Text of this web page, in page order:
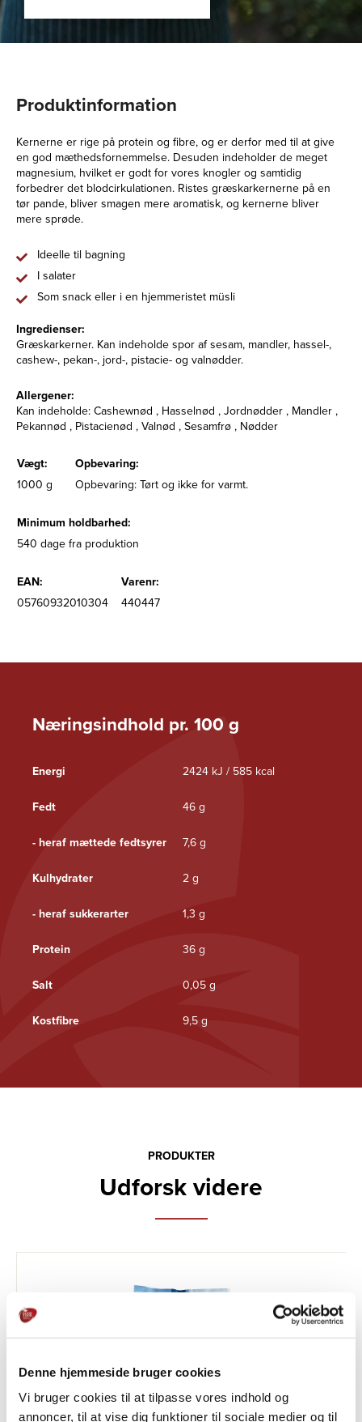
Denne hjemmeside bruger cookies
Vi bruger cookies til at tilpasse vores indhold og
annoncer, til at vise dig funktioner til sociale medier og til
Næringsindhold pr. 100 g
Energi 2424 kJ / 585 kcal
Fedt 46 g
- heraf mættede fedtsyrer 7,6 g
Kulhydrater 2 g
- heraf sukkerarter 1,3 g
Protein 36 g
Salt 0,05 g
Kostfibre 9,5 g
Produktinformation
Kernerne er rige på protein og fibre, og er derfor med til at give
en god mæthedsfornemmelse. Desuden indeholder de meget
magnesium, hvilket er godt for vores knogler og samtidig
forbedrer det blodcirkulationen. Ristes græskarkernerne på en
tør pande, bliver smagen mere aromatisk, og kernerne bliver
mere sprøde.
Ideelle til bagning
I salater
Som snack eller i en hjemmeristet müsli
Ingredienser:
Græskarkerner. Kan indeholde spor af sesam, mandler, hassel-,
cashew-, pekan-, jord-, pistacie- og valnødder.
Allergener:
Kan indeholde: Cashewnød , Hasselnød , Jordnødder , Mandler ,
Pekannød , Pistacienød , Valnød , Sesamfrø , Nødder
Vægt:
Opbevaring:
1000 g
Opbevaring: Tørt og ikke for varmt.
Minimum holdbarhed:
540 dage fra produktion
EAN:
Varenr:
05760932010304
440447
PRODUKTER
Udforsk videre